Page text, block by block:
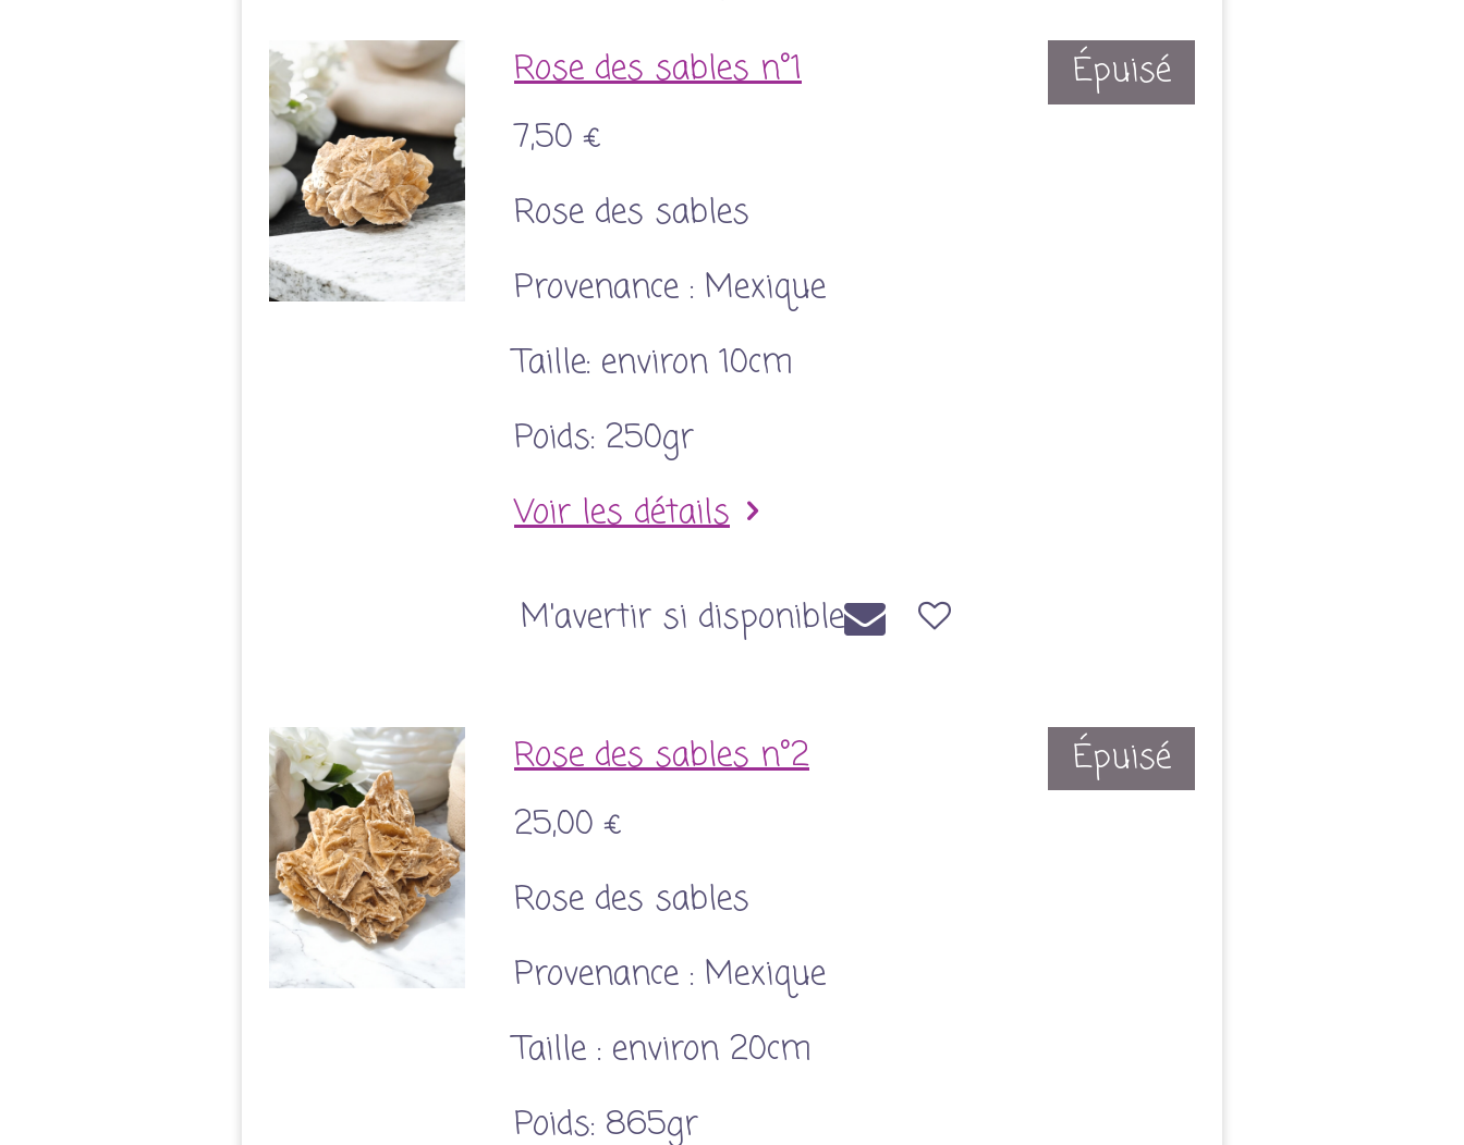
Épuisé
Rose des sables n°1
7,50 €
Rose des sables
Provenance : Mexique
Taille: environ 10cm
Poids: 250gr
Voir les détails
M'avertir si disponible
Épuisé
Rose des sables n°2
25,00 €
Rose des sables
Provenance : Mexique
Taille : environ 20cm
Poids: 865gr